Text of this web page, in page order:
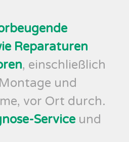
Reparaturen
, einschließlich
und
vor Ort durch.
Serviceund